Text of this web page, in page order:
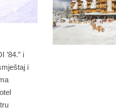
’84.” i
i